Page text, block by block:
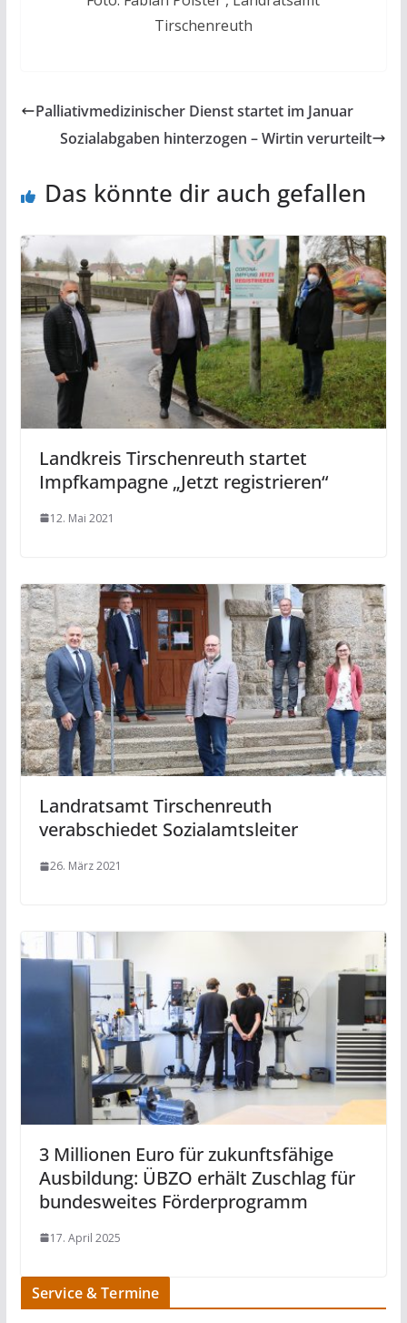
Tirschenreuth
Palliativmedizinischer Dienst startet im Januar
Sozialabgaben hinterzogen – Wirtin verurteilt
Das könnte dir auch gefallen
Landkreis Tirschenreuth startet
Impfkampagne „Jetzt registrieren“
12. Mai 2021
Landratsamt Tirschenreuth
verabschiedet Sozialamtsleiter
26. März 2021
3 Millionen Euro für zukunftsfähige
Ausbildung: ÜBZO erhält Zuschlag für
bundesweites Förderprogramm
17. April 2025
Service & Termine